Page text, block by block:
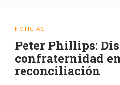
NOTICIAS
Peter Phillips:
confraternidad
reconciliación